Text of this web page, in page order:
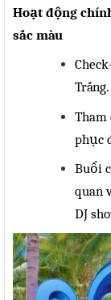
Hoạt động
sắc màu
Trắng.
Tham
phục
Buổi
quan
DJ